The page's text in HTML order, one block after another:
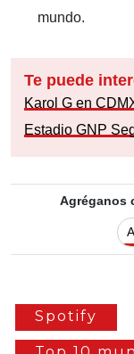
mundo.
Te puede
Karol G en
Estadio GNP
Agréganos
Spotify